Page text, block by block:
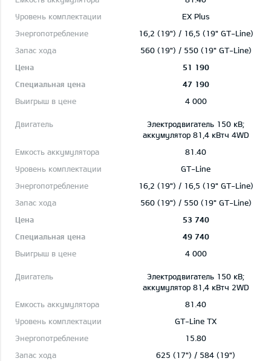
EX Plus
16,2 (19") / 16,5 (19" GT-Line)
560 (19") / 550 (19" GT-Line)
51 190
47 190
4 000
Электродвигатель 150 кВ;
aккумулятор 81,4 кВтч 4WD
81.40
GT-Line
16,2 (19") / 16,5 (19" GT-Line)
560 (19") / 550 (19" GT-Line)
53 740
49 740
4 000
Электродвигатель 150 кВ;
aккумулятор 81,4 кВтч 2WD
81.40
GT-Line TX
15.80
625 (17") / 584 (19")